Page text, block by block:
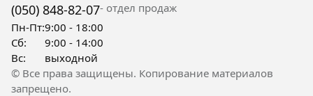
(050) 848-82-07- отдел продаж
Пн-Пт:9:00 - 18:00
Сб:
9:00 - 14:00
Вс:
выходной
© Все права защищены. Копирование материалов
запрещено.